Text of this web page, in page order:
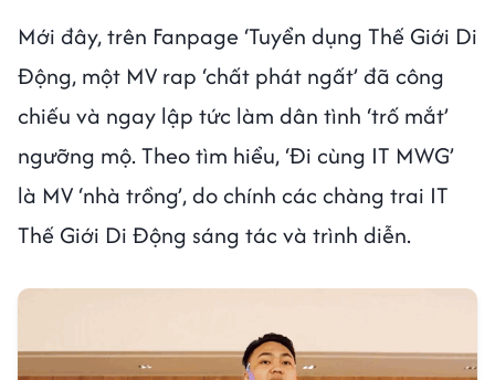
Mới đây, trên Fanpage ‘Tuyển dụng Thế Giới Di
Động, một MV rap ‘chất phát ngất’ đã công
chiếu và ngay lập tức làm dân tình ‘trố mắt’
ngưỡng mộ. Theo tìm hiểu, ‘Đi cùng IT MWG’
là MV ‘nhà trồng’, do chính các chàng trai IT
Thế Giới Di Động sáng tác và trình diễn.